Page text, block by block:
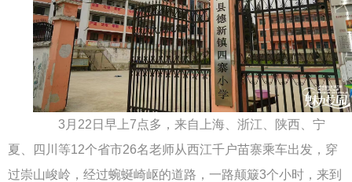
3月22日早上7点多，来自上海、浙江、陕西、宁
夏、四川等12个省市26名老师从西江千户苗寨乘车出发，穿
过崇山峻岭，经过蜿蜒崎岖的道路，一路颠簸3个小时，来到